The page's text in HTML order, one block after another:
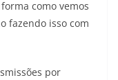
como vemos
fazendo isso com
por